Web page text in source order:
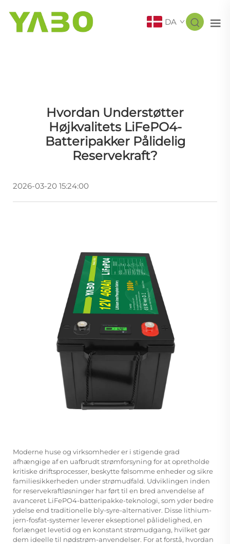
DA
Hvordan Understøtter
Højkvalitets LiFePO4-
Batteripakker Pålidelig
Reservekraft?
2026-03-20 15:24:00
Moderne huse og virksomheder er i stigende grad
afhængige af en uafbrudt strømforsyning for at opretholde
kritiske driftsprocesser, beskytte følsomme enheder og sikre
familiesikkerheden under strømudfald. Udviklingen inden
for reservekraftløsninger har ført til en bred anvendelse af
avanceret LiFePO4-batteripakke-teknologi, som yder bedre
ydelse end traditionelle bly-syre-alternativer. Disse lithium-
jern-fosfat-systemer leverer ekseptionel pålidelighed, en
forlænget levetid og en konstant strømudgang, hvilket gør
dem ideelle til nødstrøm-anvendelser. For at forstå, hvordan